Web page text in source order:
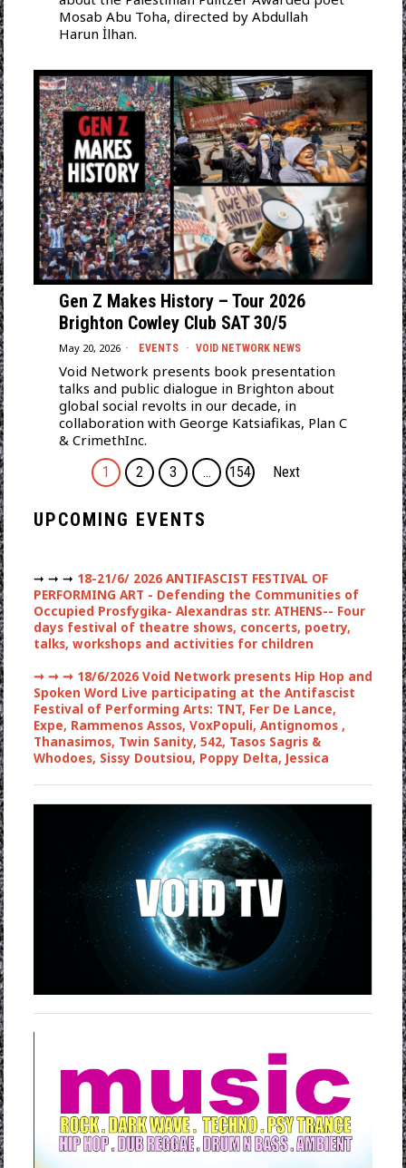
Mosab Abu Toha, directed by Abdullah
Harun İlhan.
Gen Z Makes History – Tour 2026
Brighton Cowley Club SAT 30/5
May 20, 2026 EVENTS · VOID NETWORK NEWS
Void Network presents book presentation
talks and public dialogue in Brighton about
global social revolts in our decade, in
collaboration with George Katsiafikas, Plan C
& CrimethInc.
1 2 3 … 154 Next
UPCOMING EVENTS
➞ ➞ ➞ 18-21/6/ 2026 ANTIFASCIST FESTIVAL OF
PERFORMING ART - Defending the Communities of
Occupied Prosfygika- Alexandras str. ATHENS-- Four
days festival of theatre shows, concerts, poetry,
talks, workshops and activities for children
➞ ➞ ➞18/6/2026 Void Network presents Hip Hop and
Spoken Word Live participating at the Antifascist
Festival of Performing Arts: TNT, Fer De Lance,
Expe, Rammenos Assos, VoxPopuli, Antignomos ,
Thanasimos, Twin Sanity, 542, Tasos Sagris &
Whodoes, Sissy Doutsiou, Poppy Delta, Jessica